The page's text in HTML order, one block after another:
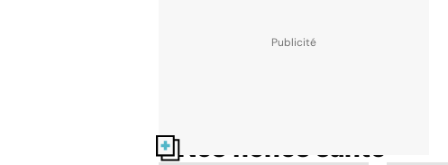
Nos fiches santé